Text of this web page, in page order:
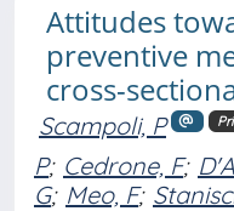
Attitudes
preventive
cross-
Scampoli, P
P; Cedrone, F;
G; Meo, F;